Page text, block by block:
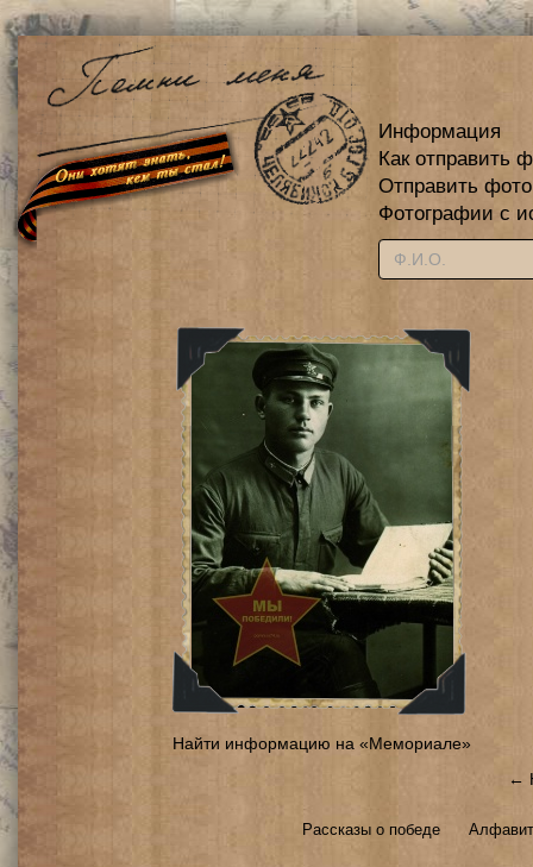
Информация
Как отправить
Отправить
Фотографии с
Найти информацию на «Мемориале»
←
Рассказы о победе